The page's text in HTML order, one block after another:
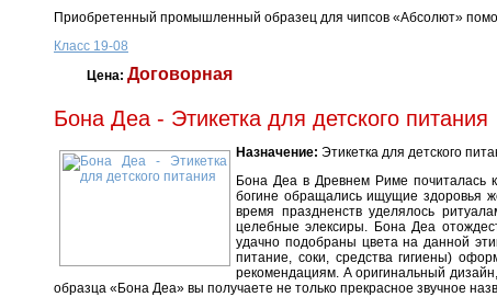
Приобретенный промышленный образец для чипсов «Абсолют»
Класс 19-08
Цена: Договорная
Бона Деа - Этикетка для детского питания
Назначение: Этикетка для детского
Бона Деа в Древнем Риме почиталась
богине обращались ищущие здоровья
время праздненств уделялось
целебные элексиры. Бона Деа
удачно подобраны цвета на данной
питание, соки, средства гигиены)
рекомендациям. А оригинальный
образца «Бона Деа» вы получаете не только прекрасное звучное